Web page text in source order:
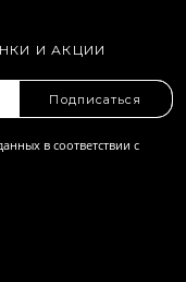
И АКЦИИ
Подписаться
в соответствии с